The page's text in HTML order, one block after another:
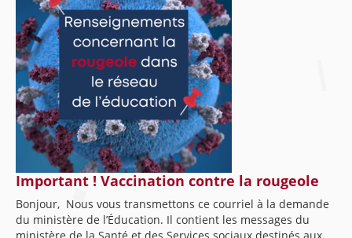
Important ! Vaccination contre la rougeole
Bonjour, Nous vous transmettons ce courriel à la demande
du ministère de l’Éducation. Il contient les messages du